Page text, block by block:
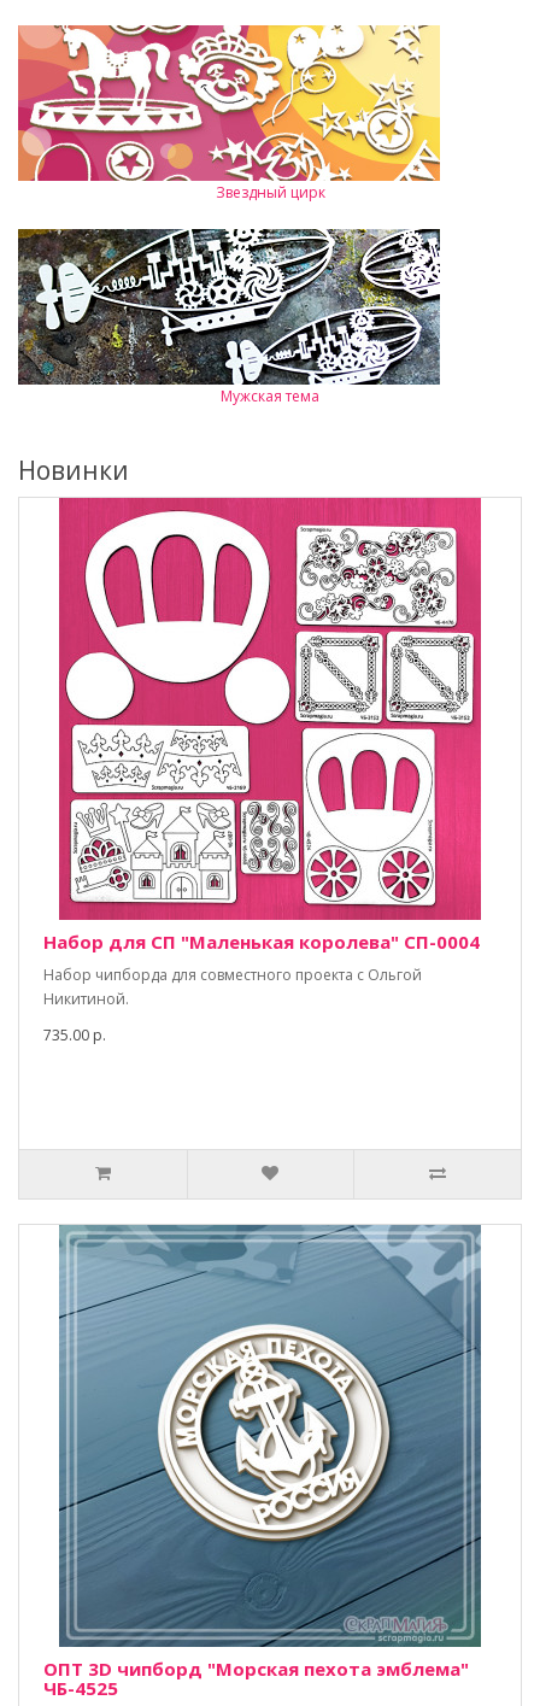
Звездный цирк
Мужская тема
Новинки
Набор для СП "Маленькая королева" СП-0004
Набор чипборда для совместного проекта с Ольгой
Никитиной.
735.00 р.
ОПТ 3D чипборд "Морская пехота эмблема"
ЧБ-4525